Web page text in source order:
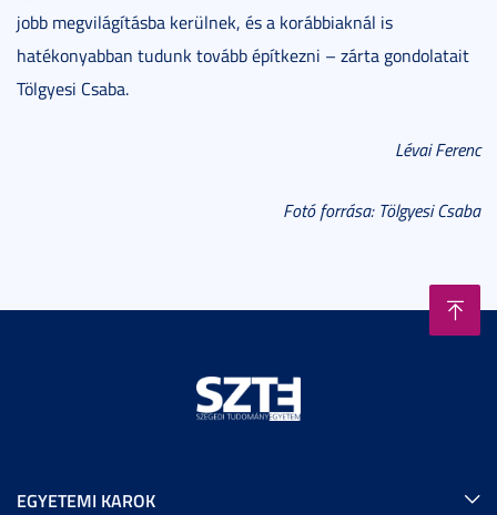
jobb megvilágításba kerülnek, és a korábbiaknál is
hatékonyabban tudunk tovább építkezni – zárta gondolatait
Tölgyesi Csaba.
Lévai Ferenc
Fotó forrása: Tölgyesi Csaba
EGYETEMI KAROK